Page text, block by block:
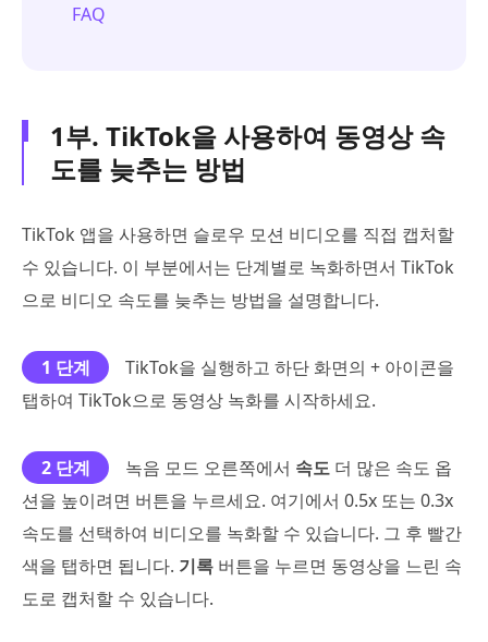
FAQ
1부. TikTok을 사용하여 동영상 속
도를 늦추는 방법
TikTok 앱을 사용하면 슬로우 모션 비디오를 직접 캡처할
수 있습니다. 이 부분에서는 단계별로 녹화하면서 TikTok
으로 비디오 속도를 늦추는 방법을 설명합니다.
1 단계
TikTok을 실행하고 하단 화면의 + 아이콘을
탭하여 TikTok으로 동영상 녹화를 시작하세요.
2 단계 녹음 모드 오른쪽에서 속도 더 많은 속도 옵
션을 높이려면 버튼을 누르세요. 여기에서 0.5x 또는 0.3x
속도를 선택하여 비디오를 녹화할 수 있습니다. 그 후 빨간
색을 탭하면 됩니다. 기록 버튼을 누르면 동영상을 느린 속
도로 캡처할 수 있습니다.